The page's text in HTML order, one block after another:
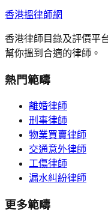
香港搵律師網
香港律師目錄及評價平
幫你搵到合適的律師。
熱門範疇
離婚律師
刑事律師
物業買賣律師
交通意外律師
工傷律師
漏水糾紛律師
更多範疇